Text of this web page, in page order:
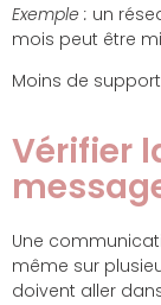
Exemple : un
mois peut être
Moins de
Vérifier
Une
même sur
doivent aller